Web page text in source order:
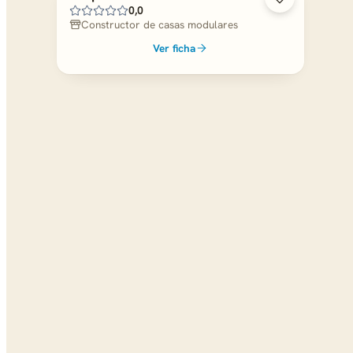
0,0
Constructor de casas modulares
Ver ficha